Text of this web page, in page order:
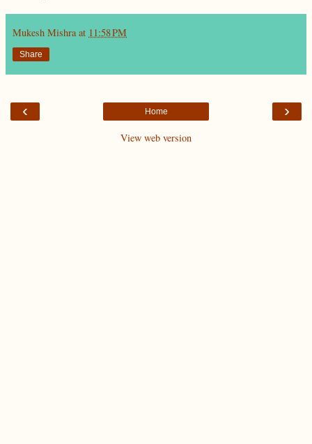
Mukesh Mishra at 11:58 PM
Share
‹ ›
Home
View web version